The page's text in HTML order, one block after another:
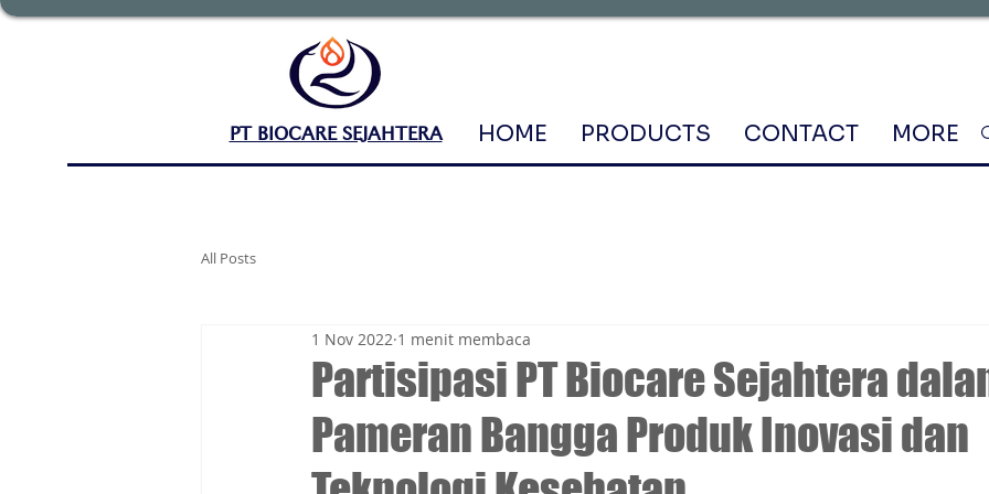
PT BIOCARE SEJAHTERA HOME PRODUCTS CONTACT MORE
All Posts
Partisipasi PT Biocare Sejahtera
Pameran Bangga Produk Inovasi dan
1 Nov 2022 1 menit membaca